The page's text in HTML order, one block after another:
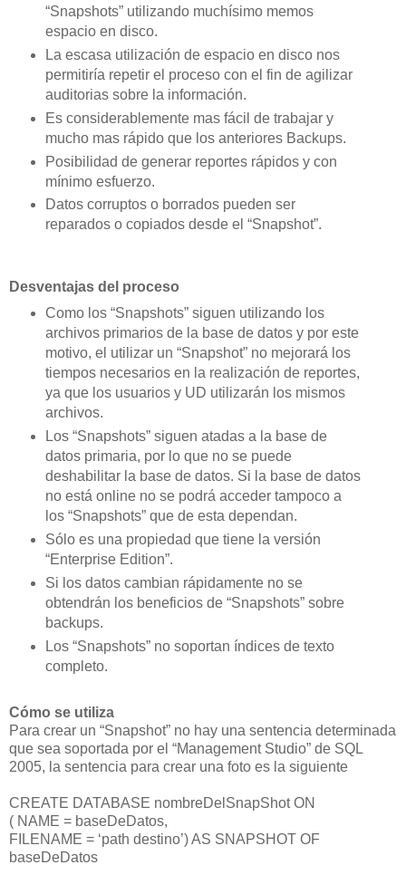
“Snapshots” utilizando muchísimo memos
espacio en disco.
La escasa utilización de espacio en disco nos
permitiría repetir el proceso con el fin de agilizar
auditorias sobre la información.
Es considerablemente mas fácil de trabajar y
mucho mas rápido que los anteriores Backups.
Posibilidad de generar reportes rápidos y con
mínimo esfuerzo.
Datos corruptos o borrados pueden ser
reparados o copiados desde el “Snapshot”.
Desventajas del proceso
Como los “Snapshots” siguen utilizando los
archivos primarios de la base de datos y por este
motivo, el utilizar un “Snapshot” no mejorará los
tiempos necesarios en la realización de reportes,
ya que los usuarios y UD utilizarán los mismos
archivos.
Los “Snapshots” siguen atadas a la base de
datos primaria, por lo que no se puede
deshabilitar la base de datos. Si la base de datos
no está online no se podrá acceder tampoco a
los “Snapshots” que de esta dependan.
Sólo es una propiedad que tiene la versión
“Enterprise Edition”.
Si los datos cambian rápidamente no se
obtendrán los beneficios de “Snapshots” sobre
backups.
Los “Snapshots” no soportan índices de texto
completo.
Cómo se utiliza
Para crear un “Snapshot” no hay una sentencia determinada
que sea soportada por el “Management Studio” de SQL
2005, la sentencia para crear una foto es la siguiente
CREATE DATABASE nombreDelSnapShot ON
( NAME = baseDeDatos,
FILENAME = ‘path destino’) AS SNAPSHOT OF
baseDeDatos